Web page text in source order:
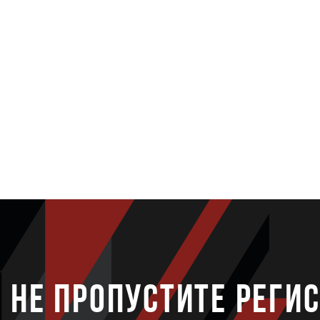
НЕ ПРОПУСТИТЕ